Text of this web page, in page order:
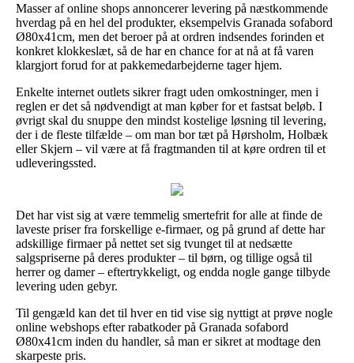
Masser af online shops annoncerer levering på næstkommende
hverdag på en hel del produkter, eksempelvis Granada sofabord
Ø80x41cm, men det beroer på at ordren indsendes forinden et
konkret klokkeslæt, så de har en chance for at nå at få varen
klargjort forud for at pakkemedarbejderne tager hjem.
Enkelte internet outlets sikrer fragt uden omkostninger, men i
reglen er det så nødvendigt at man køber for et fastsat beløb. I
øvrigt skal du snuppe den mindst kostelige løsning til levering,
der i de fleste tilfælde – om man bor tæt på Hørsholm, Holbæk
eller Skjern – vil være at få fragtmanden til at køre ordren til et
udleveringssted.
Det har vist sig at være temmelig smertefrit for alle at finde de
laveste priser fra forskellige e-firmaer, og på grund af dette har
adskillige firmaer på nettet set sig tvunget til at nedsætte
salgspriserne på deres produkter – til børn, og tillige også til
herrer og damer – eftertrykkeligt, og endda nogle gange tilbyde
levering uden gebyr.
Til gengæld kan det til hver en tid vise sig nyttigt at prøve nogle
online webshops efter rabatkoder på Granada sofabord
Ø80x41cm inden du handler, så man er sikret at modtage den
skarpeste pris.